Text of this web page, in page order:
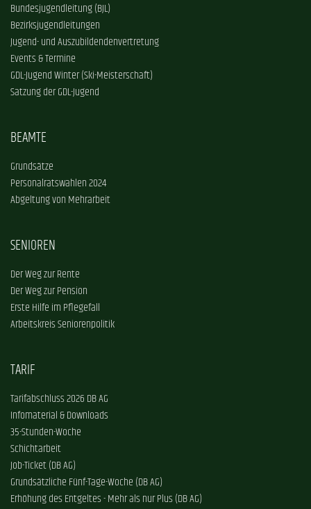
Bundesjugendleitung (BJL)
Bezirksjugendleitungen
Jugend- und Auszubildendenvertretung
Events & Termine
GDL-Jugend Winter (Ski-Meisterschaft)
Satzung der GDL-Jugend
BEAMTE
Grundsätze
Personalratswahlen 2024
Abgeltung von Mehrarbeit
SENIOREN
Der Weg zur Rente
Der Weg zur Pension
Erste Hilfe im Pflegefall
Arbeitskreis Seniorenpolitik
TARIF
Tarifabschluss 2026 DB AG
Infomaterial & Downloads
35-Stunden-Woche
Schichtarbeit
Job-Ticket (DB AG)
Grundsätzliche Fünf-Tage-Woche (DB AG)
Erhöhung des Entgeltes - Mehr als nur Plus (DB AG)